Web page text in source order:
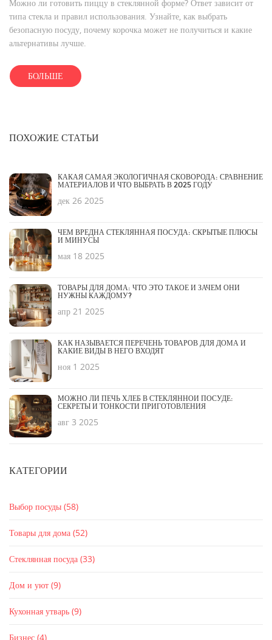
Можно ли готовить пиццу в стеклянной форме? Ответ зависит от
типа стекла и правил использования. Узнайте, как выбрать
безопасную посуду, почему корочка может не получиться и какие
альтернативы лучше.
БОЛЬШЕ
ПОХОЖИЕ СТАТЬИ
КАКАЯ САМАЯ ЭКОЛОГИЧНАЯ СКОВОРОДА: СРАВНЕНИЕ
МАТЕРИАЛОВ И ЧТО ВЫБРАТЬ В 2025 ГОДУ
дек 26 2025
ЧЕМ ВРЕДНА СТЕКЛЯННАЯ ПОСУДА: СКРЫТЫЕ ПЛЮСЫ
И МИНУСЫ
мая 18 2025
ТОВАРЫ ДЛЯ ДОМА: ЧТО ЭТО ТАКОЕ И ЗАЧЕМ ОНИ
НУЖНЫ КАЖДОМУ?
апр 21 2025
КАК НАЗЫВАЕТСЯ ПЕРЕЧЕНЬ ТОВАРОВ ДЛЯ ДОМА И
КАКИЕ ВИДЫ В НЕГО ВХОДЯТ
ноя 1 2025
МОЖНО ЛИ ПЕЧЬ ХЛЕБ В СТЕКЛЯННОЙ ПОСУДЕ:
СЕКРЕТЫ И ТОНКОСТИ ПРИГОТОВЛЕНИЯ
авг 3 2025
КАТЕГОРИИ
Выбор посуды (58)
Товары для дома (52)
Стеклянная посуда (33)
Дом и уют (9)
Кухонная утварь (9)
Бизнес (4)